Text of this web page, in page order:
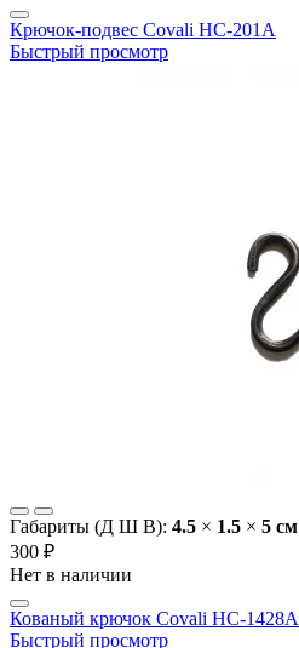
Крючок-подвес Covali HC-201А
Быстрый просмотр
Габариты (Д Ш В): 4.5 × 1.5 × 5 cм
300 ₽
Нет в наличии
Кованый крючок Covali НС-1428А
Быстрый просмотр